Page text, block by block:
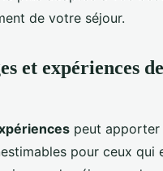
de votre séjour.
et expériences de
peut apporter
pour ceux qui